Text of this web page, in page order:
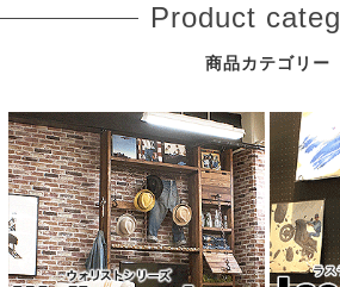
Product
商品カテゴリー